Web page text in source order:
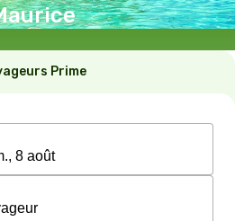
Prime